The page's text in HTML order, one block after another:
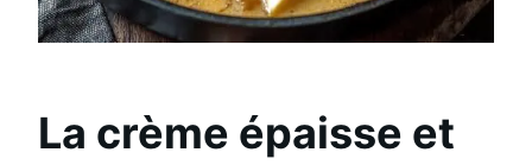
La crème épaisse et